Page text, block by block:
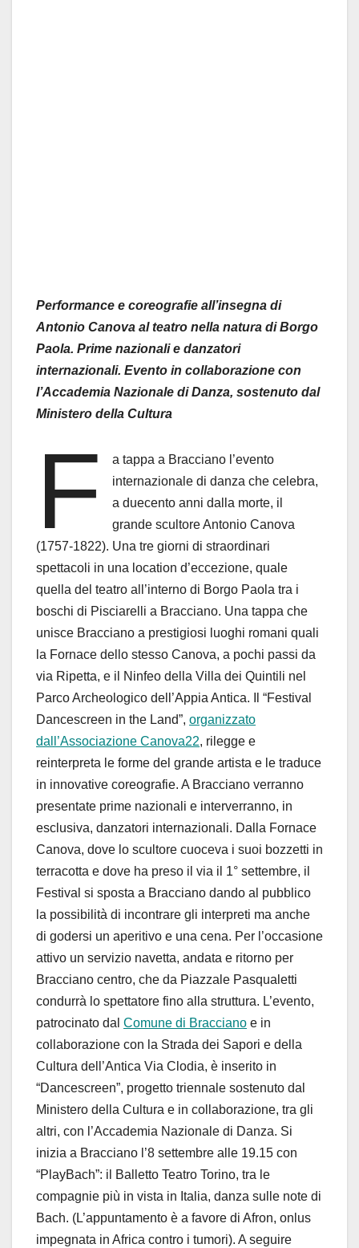
Performance e coreografie all’insegna di
Antonio Canova al teatro nella natura di Borgo
Paola. Prime nazionali e danzatori
internazionali. Evento in collaborazione con
l’Accademia Nazionale di Danza, sostenuto dal
Ministero della Cultura
F
a tappa a Bracciano l’evento
internazionale di danza che celebra,
a duecento anni dalla morte, il
grande scultore Antonio Canova
(1757-1822). Una tre giorni di straordinari
spettacoli in una location d’eccezione, quale
quella del teatro all’interno di Borgo Paola tra i
boschi di Pisciarelli a Bracciano. Una tappa che
unisce Bracciano a prestigiosi luoghi romani quali
la Fornace dello stesso Canova, a pochi passi da
via Ripetta, e il Ninfeo della Villa dei Quintili nel
Parco Archeologico dell’Appia Antica. Il “Festival
Dancescreen in the Land”, organizzato
dall’Associazione Canova22, rilegge e
reinterpreta le forme del grande artista e le traduce
in innovative coreografie. A Bracciano verranno
presentate prime nazionali e interverranno, in
esclusiva, danzatori internazionali. Dalla Fornace
Canova, dove lo scultore cuoceva i suoi bozzetti in
terracotta e dove ha preso il via il 1° settembre, il
Festival si sposta a Bracciano dando al pubblico
la possibilità di incontrare gli interpreti ma anche
di godersi un aperitivo e una cena. Per l’occasione
attivo un servizio navetta, andata e ritorno per
Bracciano centro, che da Piazzale Pasqualetti
condurrà lo spettatore fino alla struttura. L’evento,
patrocinato dal Comune di Bracciano e in
collaborazione con la Strada dei Sapori e della
Cultura dell’Antica Via Clodia, è inserito in
“Dancescreen”, progetto triennale sostenuto dal
Ministero della Cultura e in collaborazione, tra gli
altri, con l’Accademia Nazionale di Danza. Si
inizia a Bracciano l’8 settembre alle 19.15 con
“PlayBach”: il Balletto Teatro Torino, tra le
compagnie più in vista in Italia, danza sulle note di
Bach. (L’appuntamento è a favore di Afron, onlus
impegnata in Africa contro i tumori). A seguire